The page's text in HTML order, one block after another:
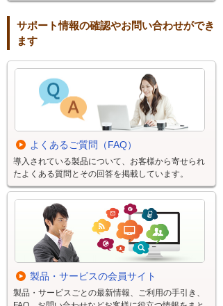
サポート情報の確認やお問い合わせができ
ます
よくあるご質問（FAQ）
導入されている製品について、お客様から寄せられ
たよくある質問とその回答を掲載しています。
製品・サービスの会員サイト
製品・サービスごとの最新情報、ご利用の手引き、